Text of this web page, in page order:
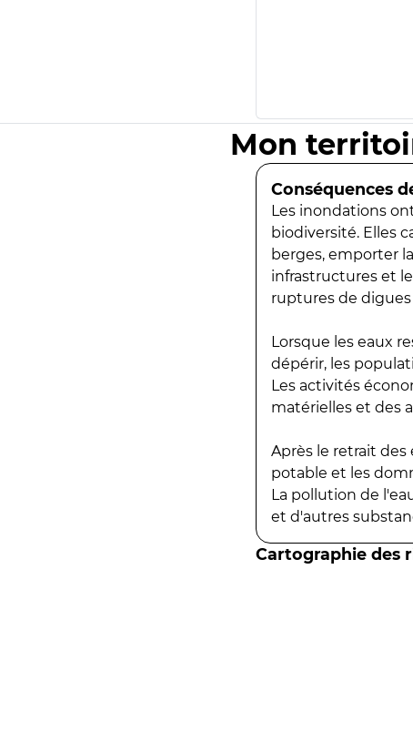
Mon
Conséquences
Les inondations
biodiversité. Elles
berges, emporter
infrastructures et
ruptures de digues
Lorsque les eaux
dépérir, les
Les activités
matérielles et des
Après le retrait
potable et les
La pollution de
et d'autres
Cartographie des